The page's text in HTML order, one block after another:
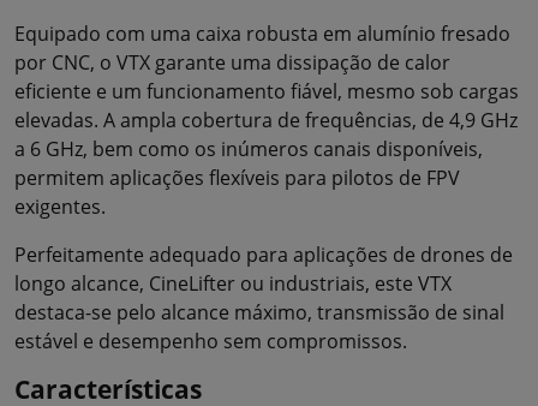
Equipado com uma caixa robusta em alumínio fresado
por CNC, o VTX garante uma dissipação de calor
eficiente e um funcionamento fiável, mesmo sob cargas
elevadas. A ampla cobertura de frequências, de 4,9 GHz
a 6 GHz, bem como os inúmeros canais disponíveis,
permitem aplicações flexíveis para pilotos de FPV
exigentes.
Perfeitamente adequado para aplicações de drones de
longo alcance, CineLifter ou industriais, este VTX
destaca-se pelo alcance máximo, transmissão de sinal
estável e desempenho sem compromissos.
Características